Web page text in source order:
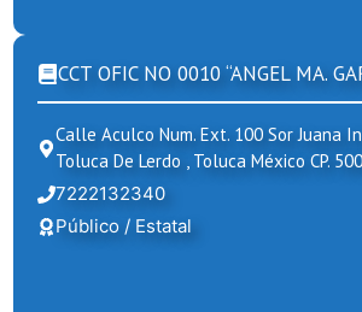
CCT OFIC NO 0010 “ANGEL MA.
Calle Aculco Num. Ext. 100 Sor Juana
Toluca De Lerdo , Toluca México CP.
7222132340
Público / Estatal